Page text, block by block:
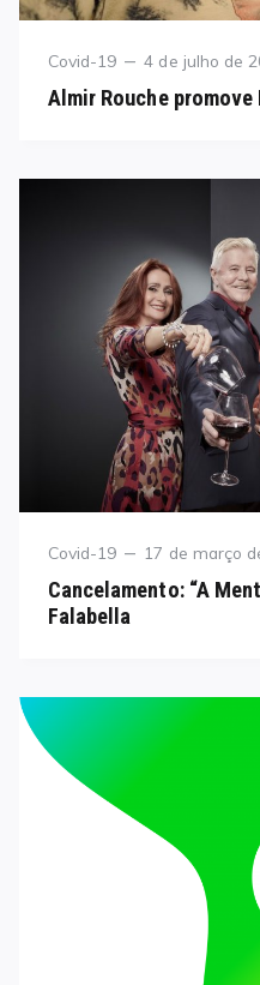
Category
Covid-19
Posted
4 de julho de
Almir Rouche promove
Category
Covid-19
Posted
17 de março
Cancelamento: “A
Falabella